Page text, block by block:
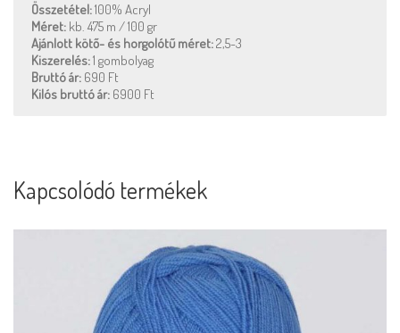
Összetétel:100% Acryl
Méret: kb. 475 m / 100 gr
Ajánlott kötő- és horgolótű méret:2,5-3
Kiszerelés:1 gombolyag
Bruttó ár: 690 Ft
Kilós bruttó ár: 6900 Ft
Kapcsolódó termékek